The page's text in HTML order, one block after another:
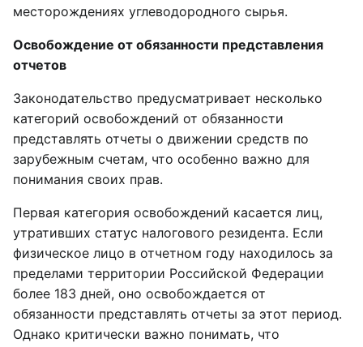
месторождениях углеводородного сырья.
Освобождение от обязанности представления
отчетов
Законодательство предусматривает несколько
категорий освобождений от обязанности
представлять отчеты о движении средств по
зарубежным счетам, что особенно важно для
понимания своих прав.
Первая категория освобождений касается лиц,
утративших статус налогового резидента. Если
физическое лицо в отчетном году находилось за
пределами территории Российской Федерации
более 183 дней, оно освобождается от
обязанности представлять отчеты за этот период.
Однако критически важно понимать, что